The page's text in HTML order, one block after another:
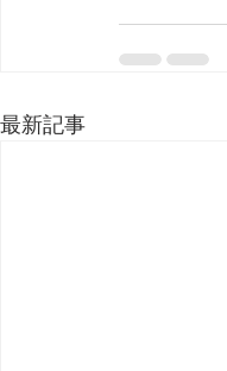
最新記事